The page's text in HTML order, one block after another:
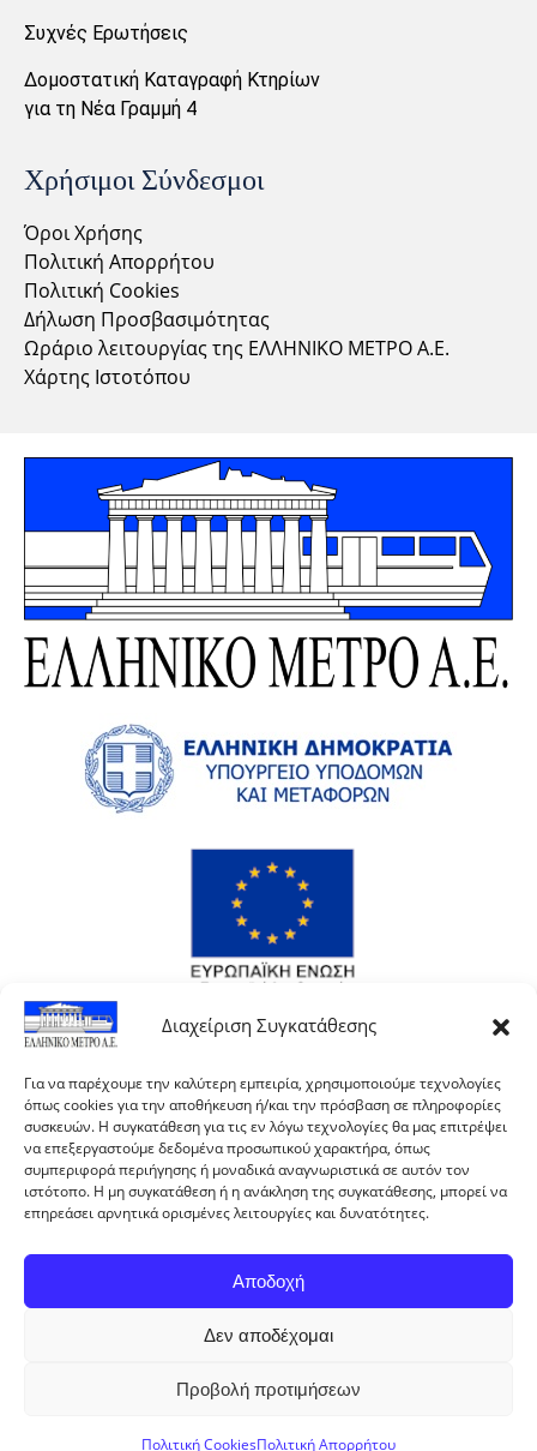
Διαχείριση Συγκατάθεσης
Για να παρέχουμε την καλύτερη εμπειρία, χρησιμοποιούμε τεχνολογίες
όπως cookies για την αποθήκευση ή/και την πρόσβαση σε πληροφορίες
συσκευών. Η συγκατάθεση για τις εν λόγω τεχνολογίες θα μας επιτρέψει
να επεξεργαστούμε δεδομένα προσωπικού χαρακτήρα, όπως
συμπεριφορά περιήγησης ή μοναδικά αναγνωριστικά σε αυτόν τον
ιστότοπο. Η μη συγκατάθεση ή η ανάκληση της συγκατάθεσης, μπορεί να
επηρεάσει αρνητικά ορισμένες λειτουργίες και δυνατότητες.
Αποδοχή
Δεν αποδέχομαι
Προβολή προτιμήσεων
Πολιτική CookiesΠολιτική Απορρήτου
Συχνές Ερωτήσεις
Δομοστατική Καταγραφή Κτηρίων
για τη Νέα Γραμμή 4
Χρήσιμοι Σύνδεσμοι
Όροι Χρήσης
Πολιτική Απορρήτου
Πολιτική Cookies
Δήλωση Προσβασιμότητας
Ωράριο λειτουργίας της ΕΛΛΗΝΙΚΟ ΜΕΤΡΟ Α.Ε.
Χάρτης Ιστοτόπου
Με τη συγχρηματοδότηση της Ελλάδας και της
Ευρωπαϊκής Ένωσης.
ΕΛΛΗΝΙΚΟ ΜΕΤΡΟ Α.Ε. © 2024 All rights reserved